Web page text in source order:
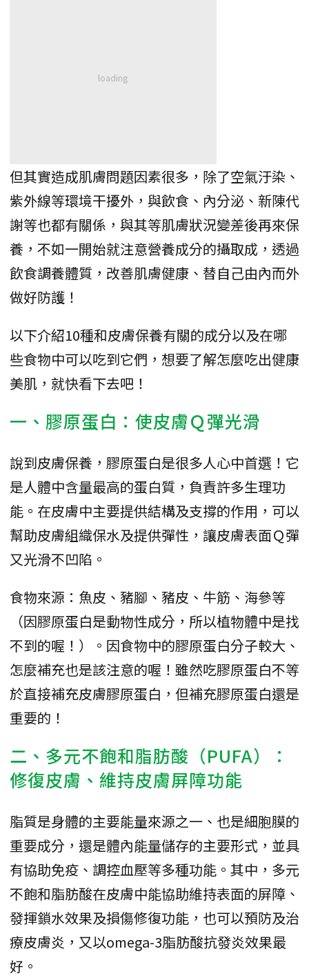
但其實造成肌膚問題因素很多，除了空氣汙染、
紫外線等環境干擾外，與飲食、內分泌、新陳代
謝等也都有關係，與其等肌膚狀況變差後再來保
養，不如一開始就注意營養成分的攝取成，透過
飲食調養體質，改善肌膚健康、替自己由內而外
做好防護！
以下介紹10種和皮膚保養有關的成分以及在哪
些食物中可以吃到它們，想要了解怎麼吃出健康
美肌，就快看下去吧！
一、膠原蛋白：使皮膚Ｑ彈光滑
說到皮膚保養，膠原蛋白是很多人心中首選！它
是人體中含量最高的蛋白質，負責許多生理功
能。在皮膚中主要提供結構及支撐的作用，可以
幫助皮膚組織保水及提供彈性，讓皮膚表面Ｑ彈
又光滑不凹陷。
食物來源：魚皮、豬腳、豬皮、牛筋、海參等
（因膠原蛋白是動物性成分，所以植物體中是找
不到的喔！）。因食物中的膠原蛋白分子較大、
怎麼補充也是該注意的喔！雖然吃膠原蛋白不等
於直接補充皮膚膠原蛋白，但補充膠原蛋白還是
重要的！
二、多元不飽和脂肪酸（PUFA）：
修復皮膚、維持皮膚屏障功能
脂質是身體的主要能量來源之一、也是細胞膜的
重要成分，還是體內能量儲存的主要形式，並具
有協助免疫、調控血壓等多種功能。其中，多元
不飽和脂肪酸在皮膚中能協助維持表面的屏障、
發揮鎖水效果及損傷修復功能，也可以預防及治
療皮膚炎，又以omega-3脂肪酸抗發炎效果最
好。